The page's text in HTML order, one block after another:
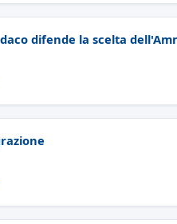
difende la scelta